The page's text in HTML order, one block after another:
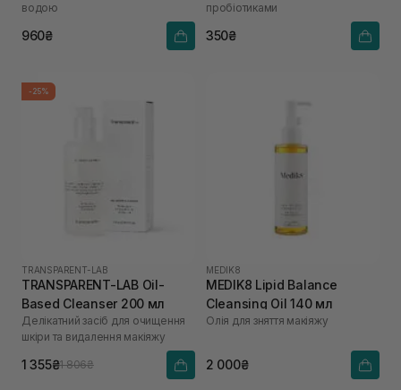
водою
960₴
пробіотиками
350₴
-25%
TRANSPARENT-LAB
TRANSPARENT-LAB Oil-
Based Cleanser 200 мл
Делікатний засіб для очищення
шкіри та видалення макіяжу
1 355₴1 806₴
MEDIK8
MEDIK8 Lipid Balance
Cleansing Oil 140 мл
Олія для зняття макіяжу
2 000₴